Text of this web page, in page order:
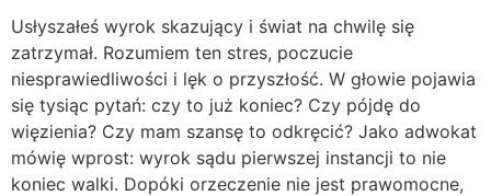
Usłyszałeś wyrok skazujący i świat na chwilę się
zatrzymał. Rozumiem ten stres, poczucie
niesprawiedliwości i lęk o przyszłość. W głowie pojawia
się tysiąc pytań: czy to już koniec? Czy pójdę do
więzienia? Czy mam szansę to odkręcić? Jako adwokat
mówię wprost: wyrok sądu pierwszej instancji to nie
koniec walki. Dopóki orzeczenie nie jest prawomocne,